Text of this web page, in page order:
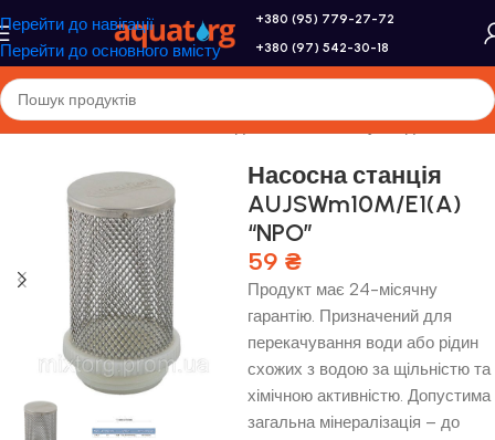
Перейти до навігації
Перейти до основного вмісту
+380 (95) 779-27-72
+380 (97) 542-30-18
/Насоси та насосне обладнання/Комплектуючі для насосів
Насосна станція
AUJSWm10M/E1(A)
“NPO”
59 ₴
Продукт має 24-місячну
гарантію. Призначений для
перекачування води або рідин
схожих з водою за щільністю та
хімічною активністю. Допустима
загальна мінералізація – до